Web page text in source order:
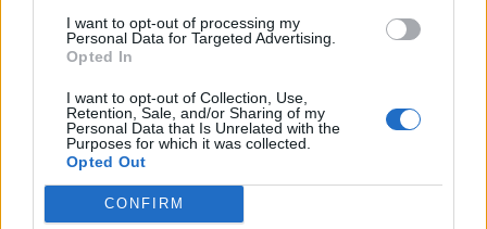
I want to opt-out of processing my
Personal Data for Targeted Advertising.
Opted In
I want to opt-out of Collection, Use,
Retention, Sale, and/or Sharing of my
Personal Data that Is Unrelated with the
Purposes for which it was collected.
Opted Out
CONFIRM
Mornove zijalke
Opozorilo:Po 297. členu Kazenskega zakonika je
posameznik kazensko odgovoren za javno spodbujanje